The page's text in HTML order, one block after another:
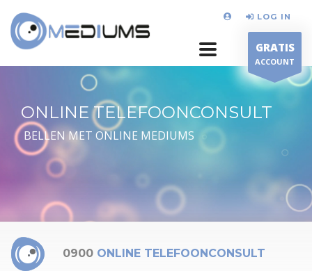
LOG IN
GRATIS
ACCOUNT
ONLINE TELEFOONCONSULT
BELLEN MET ONLINE MEDIUMS
0900 ONLINE TELEFOONCONSULT